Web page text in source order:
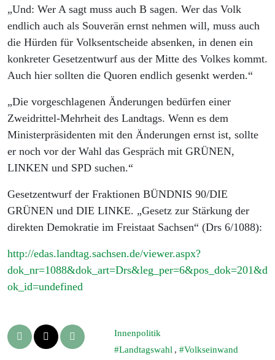
„Und: Wer A sagt muss auch B sagen. Wer das Volk
endlich auch als Souverän ernst nehmen will, muss auch
die Hürden für Volksentscheide absenken, in denen ein
konkreter Gesetzentwurf aus der Mitte des Volkes kommt.
Auch hier sollten die Quoren endlich gesenkt werden.“
„Die vorgeschlagenen Änderungen bedürfen einer
Zweidrittel-Mehrheit des Landtags. Wenn es dem
Ministerpräsidenten mit den Änderungen ernst ist, sollte
er noch vor der Wahl das Gespräch mit GRÜNEN,
LINKEN und SPD suchen.“
Gesetzentwurf der Fraktionen BÜNDNIS 90/DIE
GRÜNEN und DIE LINKE. „Gesetz zur Stärkung der
direkten Demokratie im Freistaat Sachsen“ (Drs 6/1088):
http://edas.landtag.sachsen.de/viewer.aspx?
dok_nr=1088&dok_art=Drs&leg_per=6&pos_dok=201&d
ok_id=undefined
Innenpolitik
Landtagswahl , Volkseinwand